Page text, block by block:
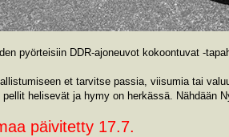
pyörteisiin DDR-ajoneuvot kokoontuvat -
et tarvitse passia, viisumia tai
helisevät ja hymy on herkässä. Nähdään
päivitetty 17.7.